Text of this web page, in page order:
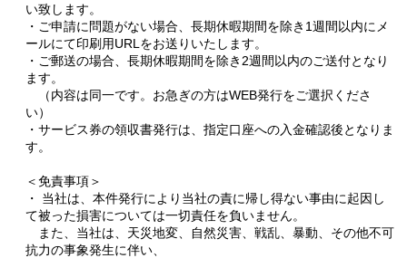
い致します。
・ご申請に問題がない場合、長期休暇期間を除き1週間以内にメ
ールにて印刷用URLをお送りいたします。
・ご郵送の場合、長期休暇期間を除き2週間以内のご送付となり
ます。
（内容は同一です。お急ぎの方はWEB発行をご選択くださ
い）
・サービス券の領収書発行は、指定口座への入金確認後となりま
す。
＜免責事項＞
・ 当社は、本件発行により当社の責に帰し得ない事由に起因し
て被った損害については一切責任を負いません。
また、当社は、天災地変、自然災害、戦乱、暴動、その他不可
抗力の事象発生に伴い、